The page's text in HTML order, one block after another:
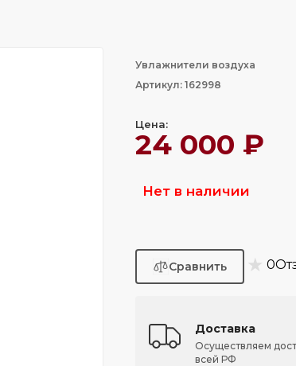
Увлажнители воздуха
Артикул: 162998
Цена:
24 000 ₽
Нет в наличии
★ 0
Доставка
Осуществляем
всей РФ